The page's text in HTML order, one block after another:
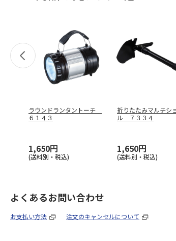
ラウンドランタントーチ
６１４３
1,650円
(送料別・税込)
折りたたみマルチシ
ル ７３３４
1,650円
(送料別・税込)
よくあるお問い合わせ
お支払い方法 注文のキャンセルについて